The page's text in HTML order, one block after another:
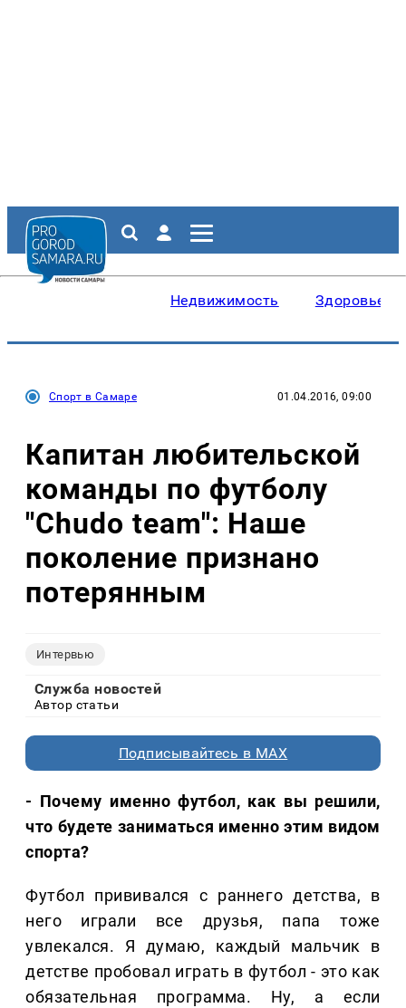
Недвижимость Здоровье
Спорт в Самаре 01.04.2016, 09:00
Капитан любительской
команды по футболу
"Chudo team": Наше
поколение признано
потерянным
Интервью
Служба новостей
Автор статьи
Подписывайтесь в MAX
- Почему именно футбол, как вы решили,
что будете заниматься именно этим видом
спорта?
Футбол прививался с раннего детства, в
него играли все друзья, папа тоже
увлекался. Я думаю, каждый мальчик в
детстве пробовал играть в футбол - это как
обязательная программа. Ну, а если